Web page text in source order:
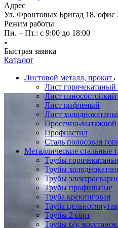
Адрес
Ул. Фронтовых Бригад 18, офис
Режим работы
Пн. – Пт.: с 9:00 до 18:00
Быстрая заявка
Каталог
Листовой металл, прокат
Лист
Лист
Лист рифленый
Лист
Просечно-вытяжной
Профнастил
Сталь полосовая
Металлические стальные
Трубы
Трубы
Трубы
Трубы профильные
Труба крекинговая
Труба цельнотянутая
Трубы 2 сорт
Трубы б/у,